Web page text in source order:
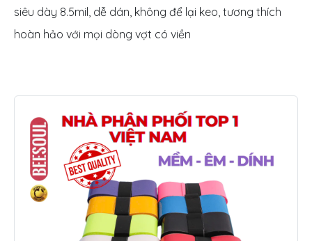
siêu dày 8.5mil, dễ dán, không để lại keo, tương thích
hoàn hảo với mọi dòng vợt có viền